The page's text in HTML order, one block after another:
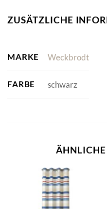
ZUSÄTZLICHE
MARKE Weckbrodt
FARBE schwarz